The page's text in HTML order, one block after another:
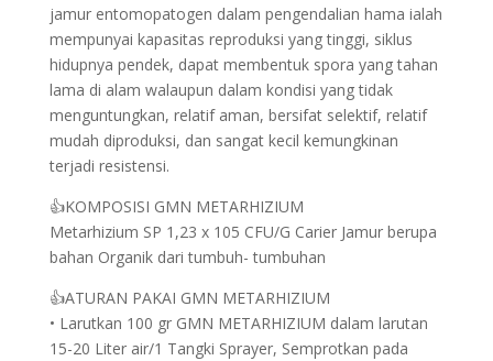
jamur entomopatogen dalam pengendalian hama ialah
mempunyai kapasitas reproduksi yang tinggi, siklus
hidupnya pendek, dapat membentuk spora yang tahan
lama di alam walaupun dalam kondisi yang tidak
menguntungkan, relatif aman, bersifat selektif, relatif
mudah diproduksi, dan sangat kecil kemungkinan
terjadi resistensi.
👍KOMPOSISI GMN METARHIZIUM
Metarhizium SP 1,23 x 105 CFU/G Carier Jamur berupa
bahan Organik dari tumbuh- tumbuhan
👍ATURAN PAKAI GMN METARHIZIUM
• Larutkan 100 gr GMN METARHIZIUM dalam larutan
15-20 Liter air/1 Tangki Sprayer, Semprotkan pada